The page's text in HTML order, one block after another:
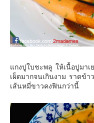
แกงปูใบชะพลู ให้เนื้อปูมา
เผ็ดมากจนเกินงาม ราดข้
เส้นหมี่ขาวคงฟินกว่านี้